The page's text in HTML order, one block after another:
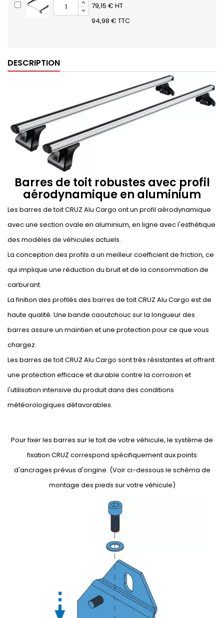
79,15 € HT
94,98 € TTC
DESCRIPTION
Barres de toit robustes avec profil
aérodynamique en aluminium
Les barres de toit CRUZ Alu Cargo ont un profil aérodynamique
avec une section ovale en aluminium, en ligne avec l'esthétique
des modèles de véhicules actuels.
La conception des profils a un meilleur coefficient de friction, ce
qui implique une réduction du bruit et de la consommation de
carburant.
La finition des profilés des barres de toit CRUZ Alu Cargo est de
haute qualité. Une bande caoutchouc sur la longueur des
barres assure un maintien et une protection pour ce que vous
chargez.
Les barres de toit CRUZ Alu Cargo sont très résistantes et offrent
une protection efficace et durable contre la corrosion et
l'utilisation intensive du produit dans des conditions
météorologiques défavorables.
Pour fixer les barres sur le toit de votre véhicule, le système de
fixation CRUZ correspond spécifiquement aux points
d'ancrages prévus d'origine. (Voir ci-dessous le schéma de
montage des pieds sur votre véhicule)